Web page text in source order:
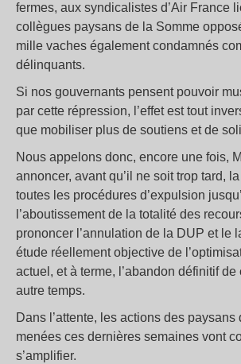
fermes, aux syndicalistes d’Air France
collègues paysans de la Somme
mille vaches également condamnés
délinquants.
Si nos gouvernants pensent pouvoir
par cette répression, l’effet est tout
que mobiliser plus de soutiens et de
Nous appelons donc, encore une fois,
annoncer, avant qu’il ne soit trop tard,
toutes les procédures d’expulsion
l’aboutissement de la totalité des
prononcer l’annulation de la DUP et le
étude réellement objective de
actuel, et à terme, l’abandon définitif de
autre temps.
Dans l’attente, les actions des paysans
menées ces dernières semaines vont
s’amplifier.